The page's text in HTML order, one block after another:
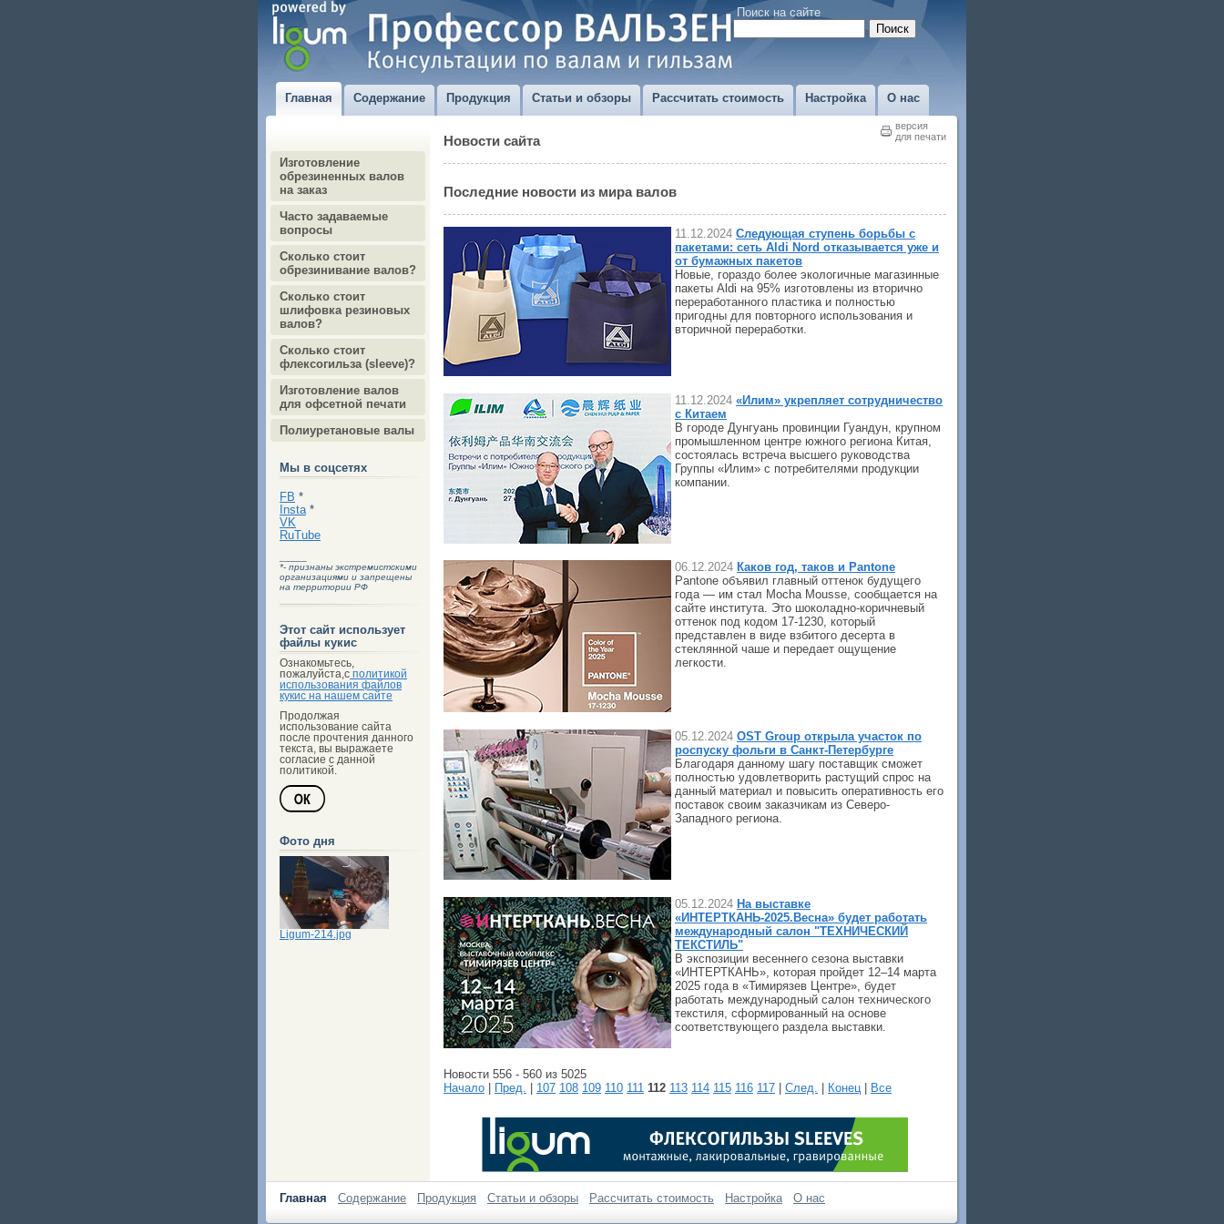
Поиск на сайте
Главная Содержание Продукция Статьи и обзоры Рассчитать стоимость Настройка О нас
Изготовление
обрезиненных валов
на заказ
Часто задаваемые
вопросы
Сколько стоит
обрезинивание валов?
Сколько стоит
шлифовка резиновых
валов?
Сколько стоит
флексогильза (sleeve)?
Изготовление валов
для офсетной печати
Полиуретановые валы
Мы в соцсетях
FB *
Insta *
VK
RuTube
*- признаны экстремистскими
организациями и запрещены
на территории РФ
Этот сайт использует
файлы кукис
Ознакомьтесь,
пожалуйста,с политикой
использования файлов
кукис на нашем сайте
Продолжая
использование сайта
после прочтения данного
текста, вы выражаете
согласие с данной
политикой.
Фото дня
Ligum-214.jpg
версия
для печати
Новости сайта
Последние новости из мира валов
11.12.2024 Следующая ступень борьбы с
пакетами: сеть Aldi Nord отказывается уже и
от бумажных пакетов
Новые, гораздо более экологичные магазинные
пакеты Aldi на 95% изготовлены из вторично
переработанного пластика и полностью
пригодны для повторного использования и
вторичной переработки.
11.12.2024 «Илим» укрепляет сотрудничество
с Китаем
В городе Дунгуань провинции Гуандун, крупном
промышленном центре южного региона Китая,
состоялась встреча высшего руководства
Группы «Илим» с потребителями продукции
компании.
06.12.2024 Каков год, таков и Pantone
Pantone объявил главный оттенок будущего
года — им стал Mocha Mousse, сообщается на
сайте института. Это шоколадно-коричневый
оттенок под кодом 17-1230, который
представлен в виде взбитого десерта в
стеклянной чаше и передает ощущение
легкости.
05.12.2024 OST Group открыла участок по
роспуску фольги в Санкт-Петербурге
Благодаря данному шагу поставщик сможет
полностью удовлетворить растущий спрос на
данный материал и повысить оперативность его
поставок своим заказчикам из Северо-
Западного региона.
05.12.2024 На выставке
«ИНТЕРТКАНЬ-2025.Весна» будет работать
международный салон "ТЕХНИЧЕСКИЙ
ТЕКСТИЛЬ"
В экспозиции весеннего сезона выставки
«ИНТЕРТКАНЬ», которая пройдет 12–14 марта
2025 года в «Тимирязев Центре», будет
работать международный салон технического
текстиля, сформированный на основе
соответствующего раздела выставки.
Новости 556 - 560 из 5025
Начало
Пред. 107 108 109 110 111 112 113 114 115 116 117 След. Конец Все
Главная Содержание Продукция Статьи и обзоры Рассчитать стоимость Настройка О нас